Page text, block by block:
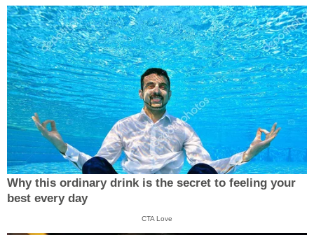
Why this ordinary drink is the secret to feeling your
best every day
CTA Love